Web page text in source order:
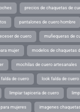
precios de chaquetas de
pantalones de cuero hombre
de cuero muñequeras de
mujer modelos de chaquetas
mochilas de cuero artesanales
falda de cuero look falda de cuero
limpiar tapiceria de cuero
mujeres imagenes